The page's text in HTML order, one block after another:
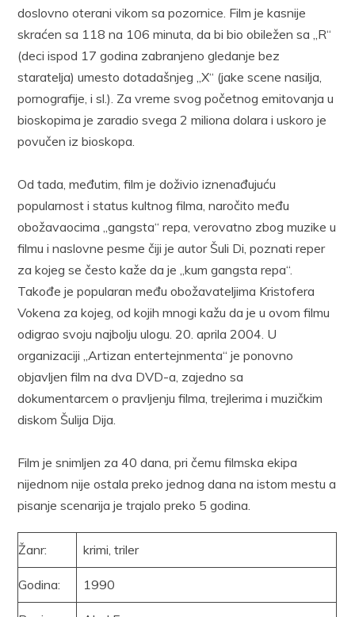
doslovno oterani vikom sa pozornice. Film je kasnije
skraćen sa 118 na 106 minuta, da bi bio obiležen sa „R“
(deci ispod 17 godina zabranjeno gledanje bez
staratelja) umesto dotadašnjeg „X“ (jake scene nasilja,
pornografije, i sl.). Za vreme svog početnog emitovanja u
bioskopima je zaradio svega 2 miliona dolara i uskoro je
povučen iz bioskopa.
Od tada, međutim, film je doživio iznenađujuću
popularnost i status kultnog filma, naročito među
obožavaocima „gangsta“ repa, verovatno zbog muzike u
filmu i naslovne pesme čiji je autor Šuli Di, poznati reper
za kojeg se često kaže da je „kum gangsta repa“.
Takođe je popularan među obožavateljima Kristofera
Vokena za kojeg, od kojih mnogi kažu da je u ovom filmu
odigrao svoju najbolju ulogu. 20. aprila 2004. U
organizaciji „Artizan entertejnmenta“ je ponovno
objavljen film na dva DVD-a, zajedno sa
dokumentarcem o pravljenju filma, trejlerima i muzičkim
diskom Šulija Dija.
Film je snimljen za 40 dana, pri čemu filmska ekipa
nijednom nije ostala preko jednog dana na istom mestu a
pisanje scenarija je trajalo preko 5 godina.
Žanr: krimi, triler
Godina: 1990